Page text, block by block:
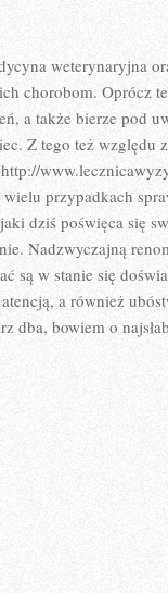
TAKIE,
JEST
PARU
weterynaryjna
chorobom. Oprócz
a także bierze pod
Z tego też względu
przypadkach
dziś poświęca się
Nadzwyczajną
są w stanie się
a również
dba, bowiem o